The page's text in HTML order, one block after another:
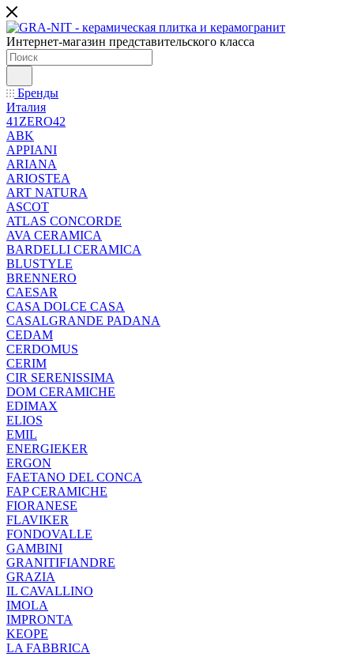
Интернет-магазин представительского класса
Бренды
Италия
41ZERO42
ABK
APPIANI
ARIANA
ARIOSTEA
ART NATURA
ASCOT
ATLAS CONCORDE
AVA CERAMICA
BARDELLI CERAMICA
BLUSTYLE
BRENNERO
CAESAR
CASA DOLCE CASA
CASALGRANDE PADANA
CEDAM
CERDOMUS
CERIM
CIR SERENISSIMA
DOM CERAMICHE
EDIMAX
ELIOS
EMIL
ENERGIEKER
ERGON
FAETANO DEL CONCA
FAP CERAMICHE
FIORANESE
FLAVIKER
FONDOVALLE
GAMBINI
GRANITIFIANDRE
GRAZIA
IL CAVALLINO
IMOLA
IMPRONTA
KEOPE
LA FABBRICA